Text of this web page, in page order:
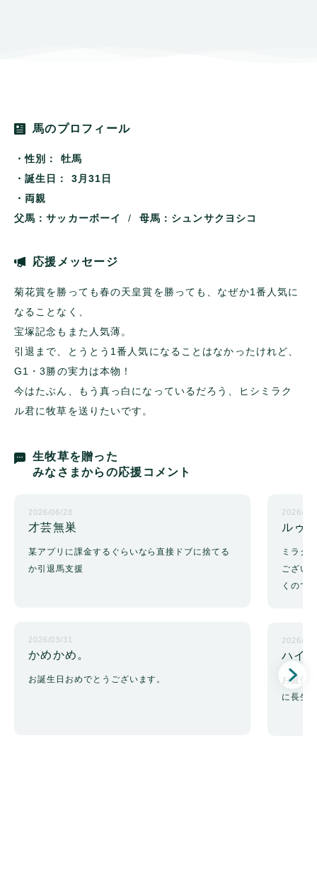
馬のプロフィール
・性別：
牡馬
・誕生日：
3月31日
・両親
父馬：サッカーボーイ
/ 母馬：シュンサクヨシコ
応援メッセージ
菊花賞を勝っても春の天皇賞を勝っても、なぜか1番人気に
なることなく、
宝塚記念もまた人気薄。
引退まで、とうとう1番人気になることはなかったけれど、
G1・3勝の実力は本物！
今はたぶん、もう真っ白になっているだろう、ヒシミラク
ル君に牧草を送りたいです。
生牧草を贈った
みなさまからの応援コメント
2026/06/28
才芸無巣
某アプリに課金するぐらいなら直接ドブに捨てる
か引退馬支援
2026/03/31
かめかめ。
お誕生日おめでとうございます。
2026/
ルゥ
ミラク
ござい
くので
2026/
ハイ
お誕生
に長生